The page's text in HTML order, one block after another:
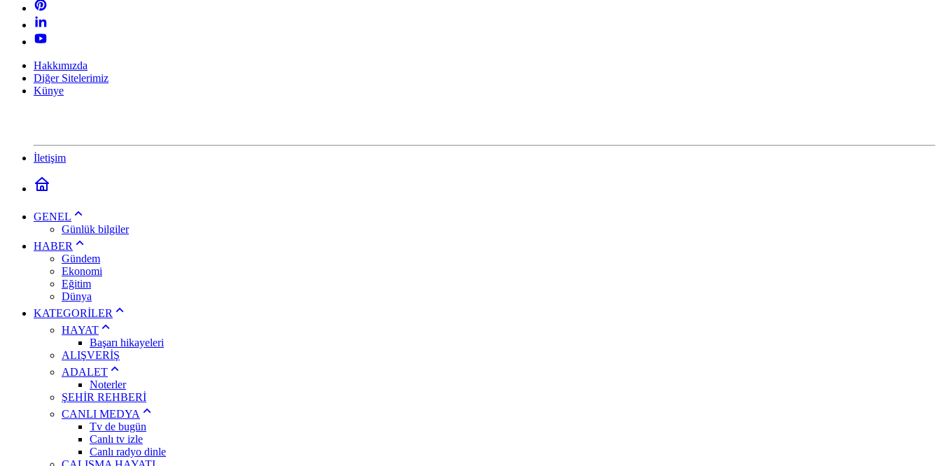
Hakkımızda
Diğer Sitelerimiz
Künye
İletişim
GENEL
Günlük bilgiler
HABER
Gündem
Ekonomi
Eğitim
Dünya
KATEGORİLER
HAYAT
Başarı hikayeleri
ALIŞVERİŞ
ADALET
Noterler
ŞEHİR REHBERİ
CANLI MEDYA
Tv de bugün
Canlı tv izle
Canlı radyo dinle